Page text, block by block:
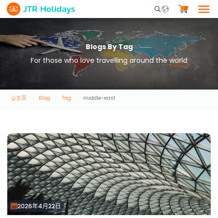
Mobile Search
Blogs By Tag
For those who love travelling around the world
主页 Blog Tag middle-east
2026年4月22日